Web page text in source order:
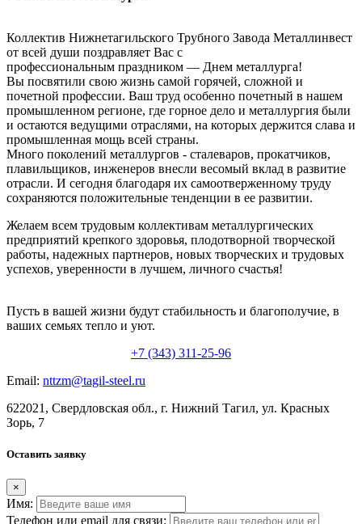
Коллектив Нижнетагильского Трубного Завода Металлинвест
от всей души поздравляет Вас с
профессиональным праздником — Днем металлурга!
Вы посвятили свою жизнь самой горячей, сложной и
почетной профессии. Ваш труд особенно почетный в нашем
промышленном регионе, где горное дело и металлургия были
и остаются ведущими отраслями, на которых держится слава и
промышленная мощь всей страны.
Много поколений металлургов - сталеваров, прокатчиков,
плавильщиков, инженеров внесли весомый вклад в развитие
отрасли. И сегодня благодаря их самоотверженному труду
сохраняются положительные тенденции в ее развитии.
Желаем всем трудовым коллективам металлургических
предприятий крепкого здоровья, плодотворной творческой
работы, надежных партнеров, новых творческих и трудовых
успехов, уверенности в лучшем, личного счастья!
Пусть в вашей жизни будут стабильность и благополучие, в
ваших семьях тепло и уют.
+7 (343) 311-25-96
Email: nttzm@tagil-steel.ru
622021, Свердловская обл., г. Нижний Тагил, ул. Красных
Зорь, 7
Оставить заявку
×
Имя:
Телефон или email для связи: